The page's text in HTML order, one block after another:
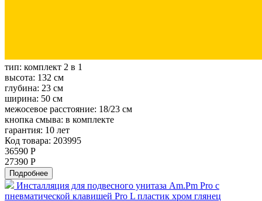
тип: комплект 2 в 1
высота: 132 см
глубина: 23 см
ширина: 50 см
межосевое расстояние: 18/23 см
кнопка смыва: в комплекте
гарантия: 10 лет
Код товара: 203995
36590 Р
27390 Р
Подробнее
Инсталляция для подвесного унитаза Am.Pm Pro с
пневматической клавишей Pro L пластик хром глянец